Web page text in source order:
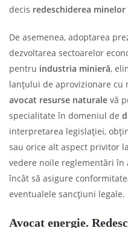
decis redeschiderea minelor
De asemenea, adoptarea
dezvoltarea sectoarelor
pentru industria minieră,
lanțului de aprovizionare cu
avocat resurse naturale vă
specialitate în domeniul de
interpretarea legislației,
sau orice alt aspect privitor la
vedere noile reglementări în
încât să asigure
eventualele sancțiuni legale.
Avocat energie.